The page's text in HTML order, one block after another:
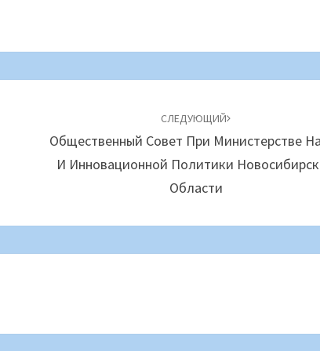
СЛЕДУЮЩИЙ
Общественный Совет При Министерстве
И Инновационной Политики
Области